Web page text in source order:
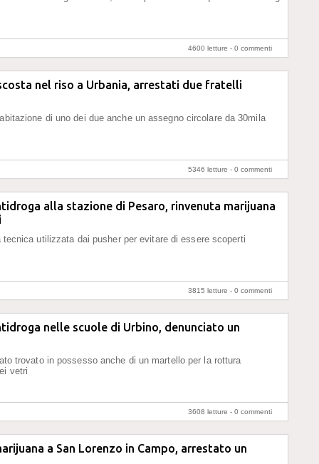
4600 letture - 0 commenti
nel riso a Urbania, arrestati due fratelli
di uno dei due anche un assegno circolare da 30mila
5346 letture - 0 commenti
alla stazione di Pesaro, rinvenuta marijuana
utilizzata dai pusher per evitare di essere scoperti
3815 letture - 0 commenti
nelle scuole di Urbino, denunciato un
trovato in possesso anche di un martello per la rottura
vetri
3608 letture - 0 commenti
a San Lorenzo in Campo, arrestato un